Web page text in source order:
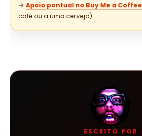
→ Apoio pontual no Buy Me a Coffee
café ou a uma cerveja)
ESCRITO POR